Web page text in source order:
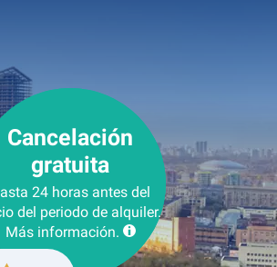
Cancelación
gratuita
24 horas antes del
del periodo de alquiler.
Más información.